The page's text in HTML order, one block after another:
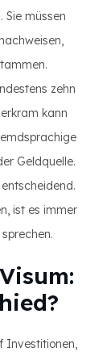
Sie müssen
zehn
kann
Geldquelle.
ist es immer
Investitionen,